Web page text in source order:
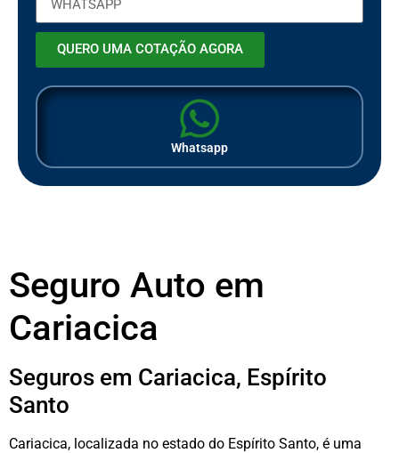
QUERO UMA COTAÇÃO AGORA
Whatsapp
Seguro Auto em
Cariacica
Seguros em Cariacica, Espírito
Santo
Cariacica, localizada no estado do Espírito Santo, é uma